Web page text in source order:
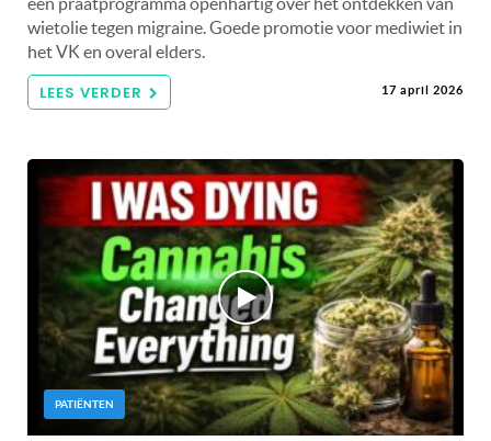
wietolie tegen migraine. Goede promotie voor mediwiet in
het VK en overal elders.
LEES VERDER 17 april 2026
PATIËNTEN